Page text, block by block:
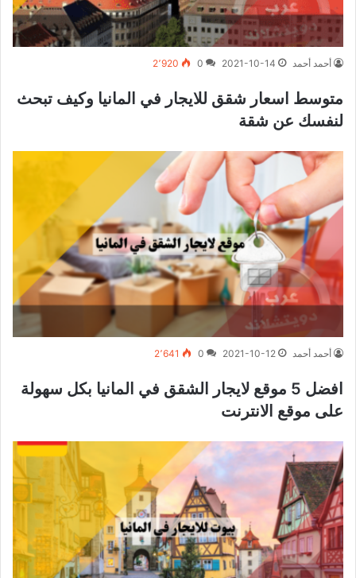
أحمد أحمد 2021-10-14
0 2٬920
متوسط اسعار شقق للايجار في المانيا وكيف تبحث
لنفسك عن شقة
أحمد أحمد 2021-10-12
0 2٬641
افضل 5 موقع لايجار الشقق في المانيا بكل سهولة
على موقع الانترنت